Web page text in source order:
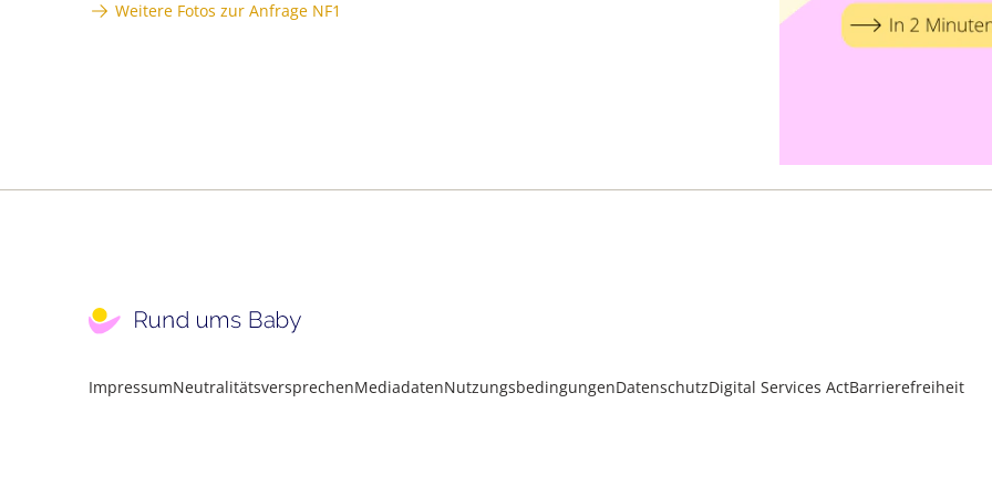
Weitere Fotos zur Anfrage NF1
ImpressumNeutralitätsversprechenMediadatenNutzungsbedingungenDatenschutzDigital Services ActBarrierefreiheit